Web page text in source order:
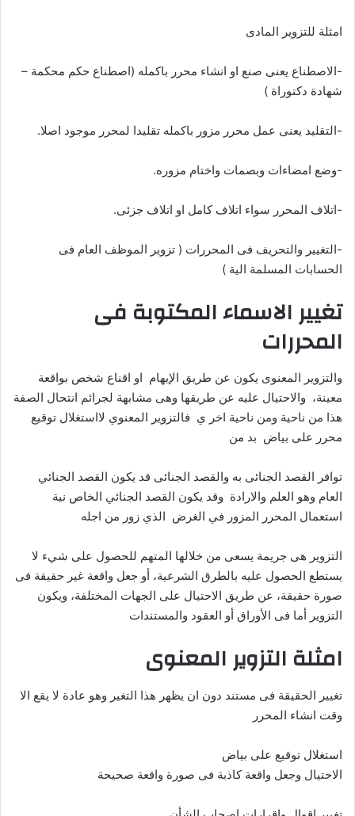
امثلة للتزوير المادى
-الاصطناع يعنى صنع او انشاء محرر باكمله (اصطناع حكم محكمة –
شهادة دكتوراة )
-التقليد يعنى عمل محرر مزور باكمله تقليدا لمحرر موجود اصلا.
-وضع امضاءات وبصمات واختام مزوره.
-اتلاف المحرر سواء اتلاف كامل او اتلاف جزئى.
-التغيير والتحريف فى المحررات ( تزوير الموظف العام فى
الحسابات المسلمة الية )
تغيير الاسماء المكتوبة فى
المحررات
والتزوير المعنوى يكون عن طريق الإيهام او اقناع شخص بواقعة
معينة، والاحتيال عليه عن طريقها وهى مشابهة لجرائم انتحال الصفة
هذا من ناحية ومن ناحية اخر ي فالتزوير المعنوي لااستغلال توقيع
محرر على بياض بد من
توافر القصد الجنائى به والقصد الجنائى قد يكون القصد الجنائي
العام وهو العلم والارادة وقد يكون القصد الجنائي الخاص نية
استعمال المحرر المزور في الغرض الذي زور من اجله
التزوير هى جريمة يسعى من خلالها المتهم للحصول على شيء لا
يستطع الحصول عليه بالطرق الشرعية، أو جعل واقعة غير حقيقة فى
صورة حقيقة، عن طريق الاحتيال على الجهات المختلفة، ويكون
التزوير أما فى الأوراق أو العقود والمستندات
امثلة التزوير المعنوى
تغيير الحقيقة فى مستند دون ان يظهر هذا التغير وهو عادة لا يقع الا
وقت انشاء المحرر
استغلال توقيع على بياض
الاحتيال وجعل واقعة كاذبة فى صورة واقعة صحيحة